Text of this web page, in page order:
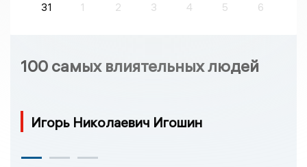
31
1 2 3 4 5 6
100 самых влиятельных людей
Игорь Николаевич Игошин